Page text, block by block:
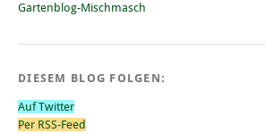
Gartenblog-Mischmasch
DIESEM BLOG FOLGEN:
Auf Twitter
Per RSS-Feed